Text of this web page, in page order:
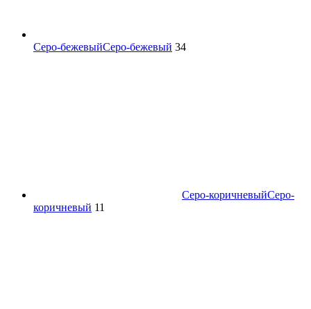
Серо-бежевыйСеро-бежевый 34
Серо-коричневыйСеро-
коричневый 11